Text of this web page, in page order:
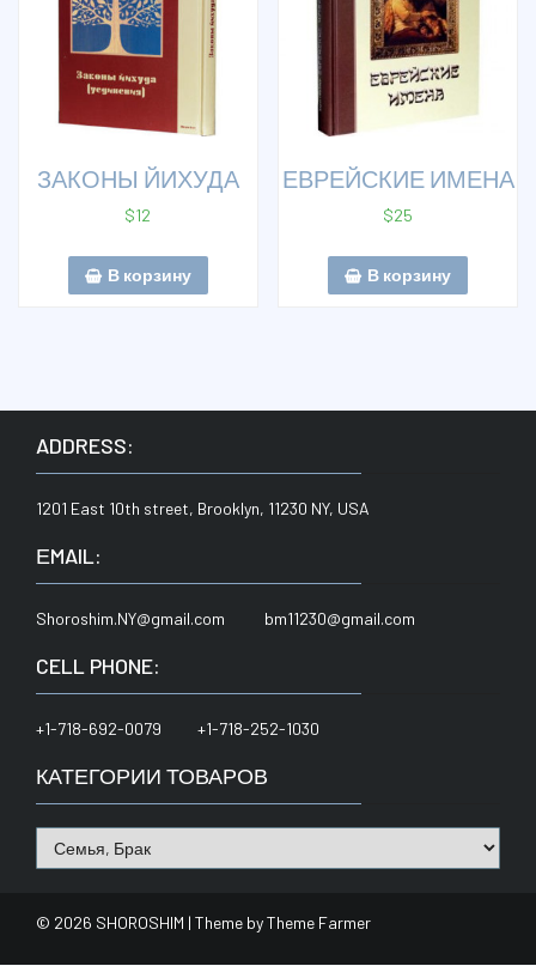
ЗАКОНЫ ЙИХУДА
$12
В корзину
ЕВРЕЙСКИЕ ИМЕНА
$25
В корзину
ADDRESS:
1201 East 10th street, Brooklyn, 11230 NY, USA
ЕMAIL:
Shoroshim.NY@gmail.com bm11230@gmail.com
CELL PHONE:
+1-718-692-0079 +1-718-252-1030
КАТЕГОРИИ ТОВАРОВ
© 2026 SHOROSHIM | Theme byTheme Farmer